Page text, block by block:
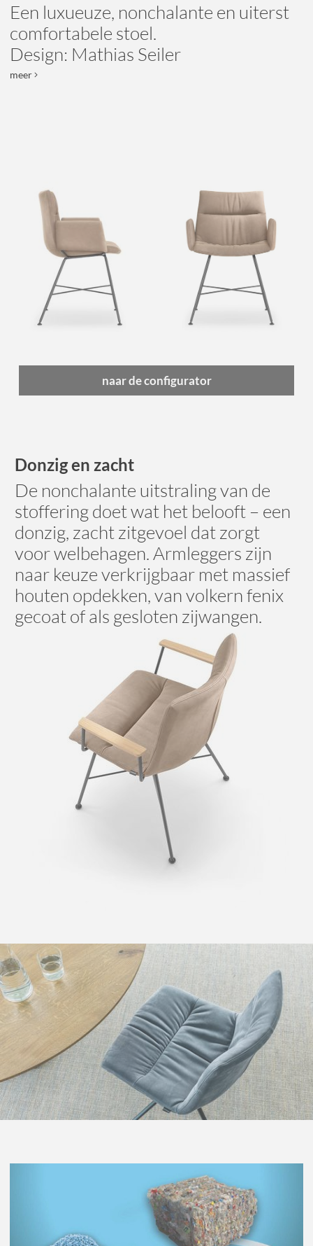
Een luxueuze, nonchalante en uiterst
comfortabele stoel.
Design: Mathias Seiler
meer
naar de configurator
Donzig en zacht
De nonchalante uitstraling van de
stoffering doet wat het belooft – een
donzig, zacht zitgevoel dat zorgt
voor welbehagen. Armleggers zijn
naar keuze verkrijgbaar met massief
houten opdekken, van volkern fenix
gecoat of als gesloten zijwangen.